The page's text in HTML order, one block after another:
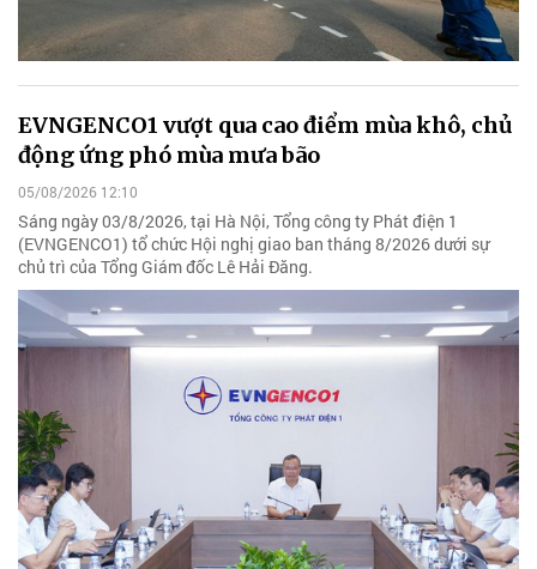
EVNGENCO1 vượt qua cao điểm mùa khô, chủ
động ứng phó mùa mưa bão
05/08/2026 12:10
Sáng ngày 03/8/2026, tại Hà Nội, Tổng công ty Phát điện 1
(EVNGENCO1) tổ chức Hội nghị giao ban tháng 8/2026 dưới sự
chủ trì của Tổng Giám đốc Lê Hải Đăng.